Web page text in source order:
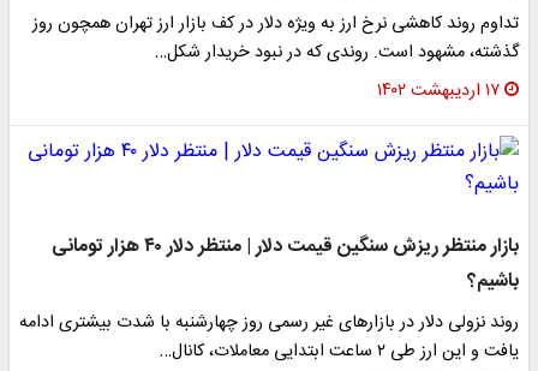
تداوم روند کاهشی نرخ ارز به ویژه دلار در کف بازار ارز تهران همچون روز
گذشته، مشهود است. روندی که در نبود خریدار شکل…
۱۷ اردیبهشت ۱۴۰۲
بازار منتظر ریزش سنگین قیمت دلار | منتظر دلار ۴۰ هزار تومانی
باشیم؟
روند نزولی دلار در بازارهای غیر رسمی روز چهارشنبه با شدت بیشتری ادامه
یافت و این ارز طی ۲ ساعت ابتدایی معاملات، کانال…